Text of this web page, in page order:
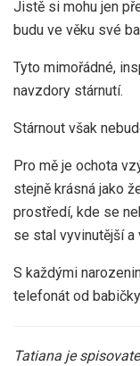
Jistě si mohu jen
budu ve věku své
Tyto mimořádné,
navzdory stárnutí.
Stárnout však
Pro mě je ochota
stejně krásná jako
prostředí, kde se
se stal vyvinutější
S každými
telefonát od
Tatiana je